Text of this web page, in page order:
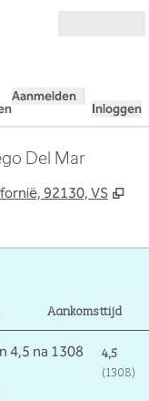
Aanmelden
Inloggen
Del Mar
92130, VS ,
Aankomsttijd
4,5
(1308)